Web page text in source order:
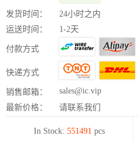
发货时间：
24小时之内
运送时间：
1-2天
付款方式
快递方式
销售邮箱：
sales@ic.vip
最新价格：
请联系我们
In Stock: 551491 pcs